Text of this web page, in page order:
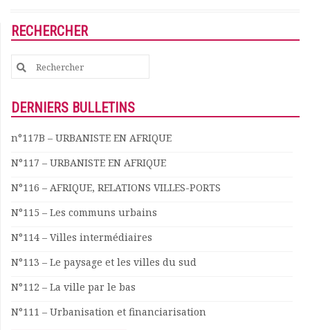
Le bulletin
Présentation du bulletin
Comité de rédaction
Bulletins Villes en
Kiosk
Nos actions
Journées d’études
Nos partenaires
Publications et rapports
Documents
Les adhérents
RECHERCHER
Search
for:
DERNIERS BULLETINS
n°117B – URBANISTE EN AFRIQUE
N°117 – URBANISTE EN AFRIQUE
N°116 – AFRIQUE, RELATIONS VILLES-PORTS
N°115 – Les communs urbains
N°114 – Villes intermédiaires
N°113 – Le paysage et les villes du sud
N°112 – La ville par le bas
N°111 – Urbanisation et financiarisation